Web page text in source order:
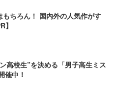
もちろん！ 国内外の人気作がす
】
高校生”を決める「男子高生ミス
催中！